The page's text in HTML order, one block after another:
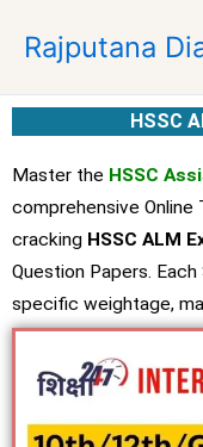
p
n
Rajputana
HSSC
Master the HSSC
comprehensive
cracking HSSC ALM
Question Papers.
specific weightage,